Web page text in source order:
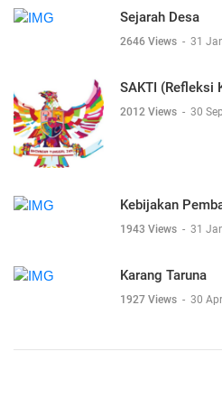
Sejarah Desa
2646 Views - 31
SAKTI (Refleksi
2012 Views - 30
Kebijakan
1943 Views - 31
Karang Taruna
1927 Views - 30